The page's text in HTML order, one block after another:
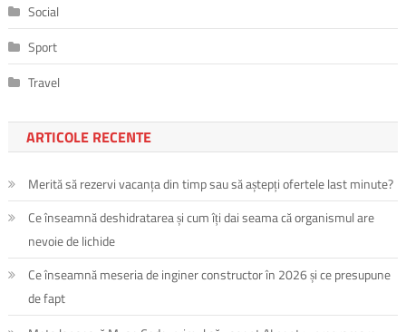
Social
Sport
Travel
ARTICOLE RECENTE
Merită să rezervi vacanța din timp sau să aștepți ofertele last minute?
Ce înseamnă deshidratarea și cum îți dai seama că organismul are
nevoie de lichide
Ce înseamnă meseria de inginer constructor în 2026 și ce presupune
de fapt